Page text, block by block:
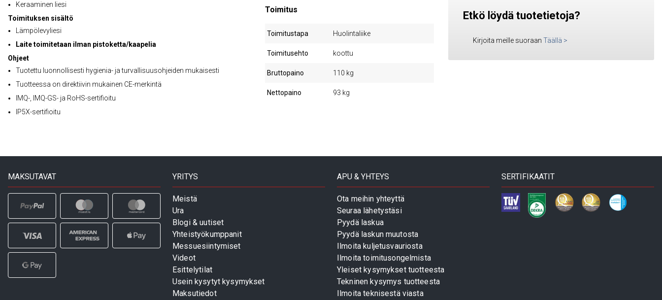
Keraaminen liesi
Toimituksen sisältö
Lämpölevyliesi
Laite toimitetaan ilman pistoketta/kaapelia
Ohjeet
Tuotettu luonnollisesti hygienia- ja turvallisuusohjeiden mukaisesti
Tuotteessa on direktiivin mukainen CE-merkintä
IMQ-, IMQ-GS- ja RoHS-sertifioitu
IP5X-sertifioitu
Toimitus
Toimitustapa Huolintaliike
Toimitusehto koottu
Bruttopaino 110 kg
Nettopaino 93 kg
Etkö löydä tuotetietoja?
Kirjoita meille suoraan Täällä >
MAKSUTAVAT YRITYS
Meistä
Ura
Blogi & uutiset
Yhteistyökumppanit
Messuesiintymiset
Videot
Esittelytilat
Usein kysytyt kysymykset
Maksutiedot
APU & YHTEYS
Ota meihin yhteyttä
Seuraa lähetystäsi
Pyydä laskua
Pyydä laskun muutosta
Ilmoita kuljetusvauriosta
Ilmoita toimitusongelmista
Yleiset kysymykset tuotteesta
Tekninen kysymys tuotteesta
Ilmoita teknisestä viasta
SERTIFIKAATIT